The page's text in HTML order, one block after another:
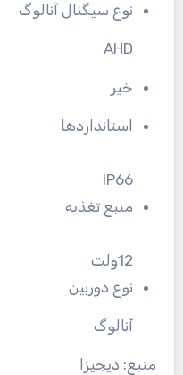
نوع سیگنال آنالوگ
AHD
خیر
استانداردها
IP66
منبع تغذیه
12ولت
نوع دوربین
آنالوگ
منبع: دیجیزا